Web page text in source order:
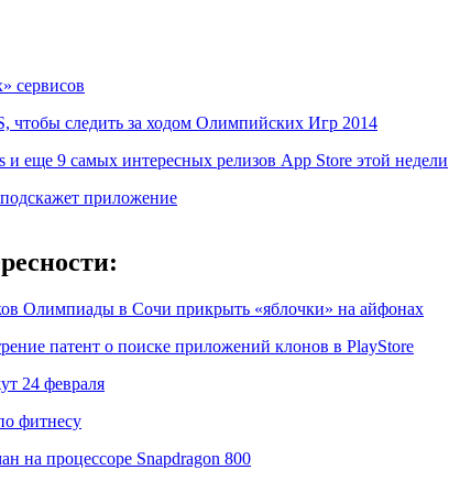
сервисов
чтобы следить за ходом Олимпийских Игр 2014
еще 9 самых интересных релизов App Store этой недели
приложение
Олимпиады в Сочи прикрыть «яблочки» на айфонах
патент о поиске приложений клонов в PlayStore
24 февраля
фитнесу
на процессоре Snapdragon 800